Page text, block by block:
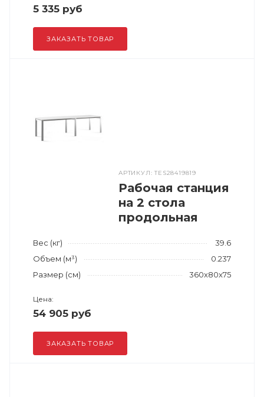
5 335 руб
ЗАКАЗАТЬ ТОВАР
АРТИКУЛ: TES28419819
Рабочая станция
на 2 стола
продольная
Вес (кг)
39.6
Объем (м³)
0.237
Размер (см)
360x80x75
Цена:
54 905 руб
ЗАКАЗАТЬ ТОВАР